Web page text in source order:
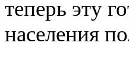
теперь эту
населения